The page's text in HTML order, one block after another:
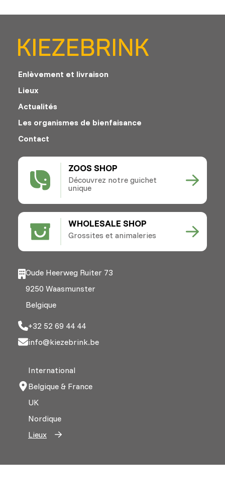
ZOOS SHOP
Découvrez notre guichet
unique
WHOLESALE SHOP
Grossites et animaleries
Enlèvement et livraison
Lieux
Actualités
Les organismes de bienfaisance
Contact
Oude Heerweg Ruiter 73
9250 Waasmunster
Belgique
+32 52 69 44 44
info@kiezebrink.be
International
Belgique & France
UK
Nordique
Lieux